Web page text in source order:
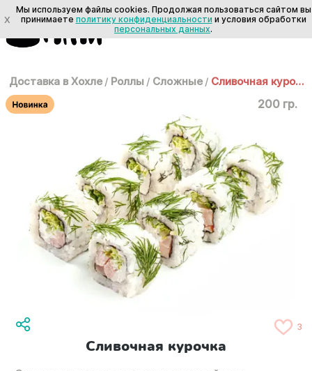
Доставка в Хохле / Роллы / Сложные / Сливочная курочка
200 гр.
3
Сливочная курочка
X
Мы используем файлы cookies. Продолжая пользоваться сайтом вы
принимаете политику конфиденциальности и условия обработки
персональных данных.